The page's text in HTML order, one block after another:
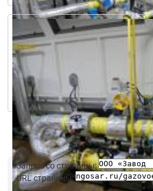
Запрос со страницы:
URL страницы: